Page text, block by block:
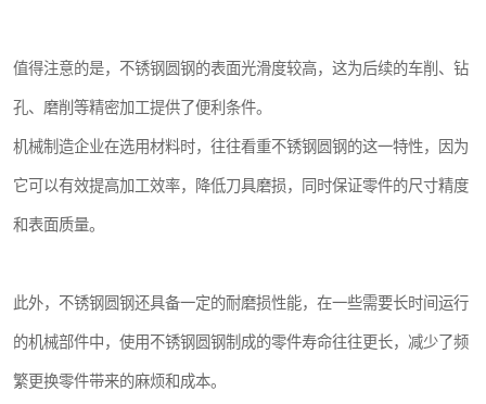
值得注意的是，不锈钢圆钢的表面光滑度较高，这为后续的车削、钻
孔、磨削等精密加工提供了便利条件。
机械制造企业在选用材料时，往往看重不锈钢圆钢的这一特性，因为
它可以有效提高加工效率，降低刀具磨损，同时保证零件的尺寸精度
和表面质量。
此外，不锈钢圆钢还具备一定的耐磨损性能，在一些需要长时间运行
的机械部件中，使用不锈钢圆钢制成的零件寿命往往更长，减少了频
繁更换零件带来的麻烦和成本。